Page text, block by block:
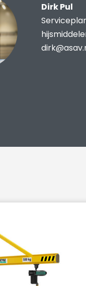
Dirk Pul